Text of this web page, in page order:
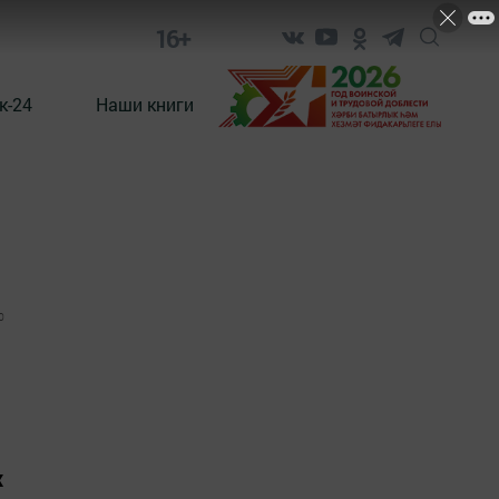
16+
24 Наши книги